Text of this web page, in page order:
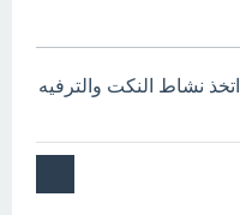
نشاط النكت والترفيه